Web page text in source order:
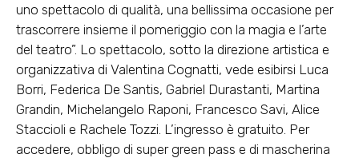
uno spettacolo di qualità, una bellissima occasione per
trascorrere insieme il pomeriggio con la magia e l’arte
del teatro”. Lo spettacolo, sotto la direzione artistica e
organizzativa di Valentina Cognatti, vede esibirsi Luca
Borri, Federica De Santis, Gabriel Durastanti, Martina
Grandin, Michelangelo Raponi, Francesco Savi, Alice
Staccioli e Rachele Tozzi. L’ingresso è gratuito. Per
accedere, obbligo di super green pass e di mascherina